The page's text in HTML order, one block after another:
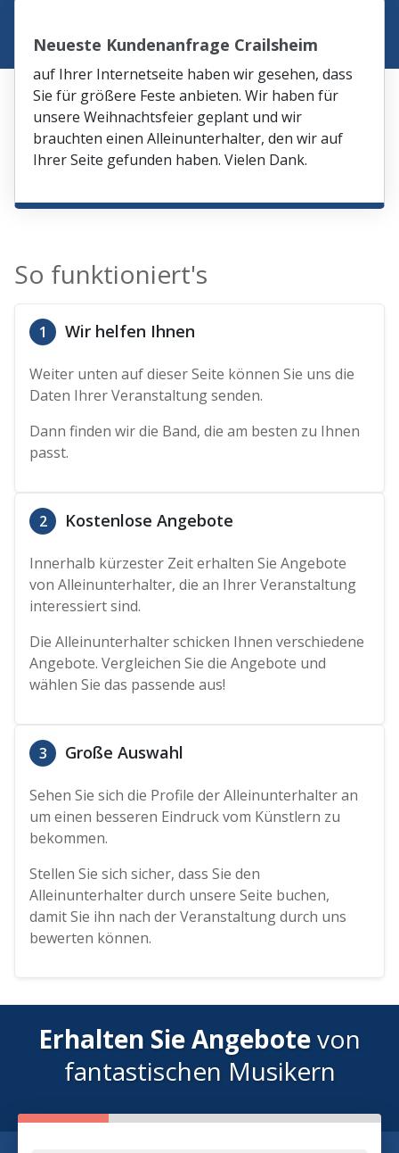
Neueste Kundenanfrage Crailsheim
auf Ihrer Internetseite haben wir gesehen, dass
Sie für größere Feste anbieten. Wir haben für
unsere Weihnachtsfeier geplant und wir
brauchten einen Alleinunterhalter, den wir auf
Ihrer Seite gefunden haben. Vielen Dank.
So funktioniert's
1 Wir helfen Ihnen
Weiter unten auf dieser Seite können Sie uns die
Daten Ihrer Veranstaltung senden.
Dann finden wir die Band, die am besten zu Ihnen
passt.
2 Kostenlose Angebote
Innerhalb kürzester Zeit erhalten Sie Angebote
von Alleinunterhalter, die an Ihrer Veranstaltung
interessiert sind.
Die Alleinunterhalter schicken Ihnen verschiedene
Angebote. Vergleichen Sie die Angebote und
wählen Sie das passende aus!
3 Große Auswahl
Sehen Sie sich die Profile der Alleinunterhalter an
um einen besseren Eindruck vom Künstlern zu
bekommen.
Stellen Sie sich sicher, dass Sie den
Alleinunterhalter durch unsere Seite buchen,
damit Sie ihn nach der Veranstaltung durch uns
bewerten können.
Erhalten Sie Angebotevon
fantastischen Musikern